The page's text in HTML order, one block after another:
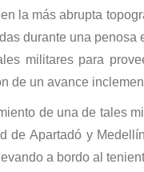
la más abrupta
durante una penosa
militares para
de un avance
de una de tales
de Apartadó y
a bordo al